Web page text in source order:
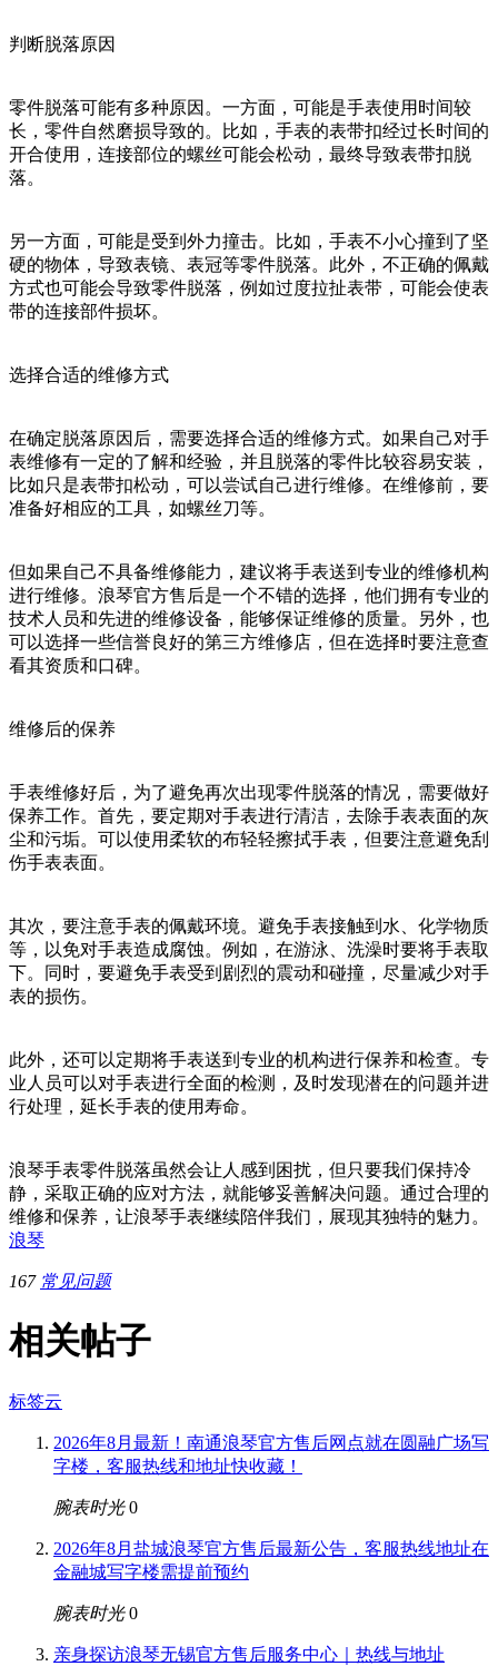
判断脱落原因
零件脱落可能有多种原因。一方面，可能是手表使用时间较
长，零件自然磨损导致的。比如，手表的表带扣经过长时间的
开合使用，连接部位的螺丝可能会松动，最终导致表带扣脱
落。
另一方面，可能是受到外力撞击。比如，手表不小心撞到了坚
硬的物体，导致表镜、表冠等零件脱落。此外，不正确的佩戴
方式也可能会导致零件脱落，例如过度拉扯表带，可能会使表
带的连接部件损坏。
选择合适的维修方式
在确定脱落原因后，需要选择合适的维修方式。如果自己对手
表维修有一定的了解和经验，并且脱落的零件比较容易安装，
比如只是表带扣松动，可以尝试自己进行维修。在维修前，要
准备好相应的工具，如螺丝刀等。
但如果自己不具备维修能力，建议将手表送到专业的维修机构
进行维修。浪琴官方售后是一个不错的选择，他们拥有专业的
技术人员和先进的维修设备，能够保证维修的质量。另外，也
可以选择一些信誉良好的第三方维修店，但在选择时要注意查
看其资质和口碑。
维修后的保养
手表维修好后，为了避免再次出现零件脱落的情况，需要做好
保养工作。首先，要定期对手表进行清洁，去除手表表面的灰
尘和污垢。可以使用柔软的布轻轻擦拭手表，但要注意避免刮
伤手表表面。
其次，要注意手表的佩戴环境。避免手表接触到水、化学物质
等，以免对手表造成腐蚀。例如，在游泳、洗澡时要将手表取
下。同时，要避免手表受到剧烈的震动和碰撞，尽量减少对手
表的损伤。
此外，还可以定期将手表送到专业的机构进行保养和检查。专
业人员可以对手表进行全面的检测，及时发现潜在的问题并进
行处理，延长手表的使用寿命。
浪琴手表零件脱落虽然会让人感到困扰，但只要我们保持冷
静，采取正确的应对方法，就能够妥善解决问题。通过合理的
维修和保养，让浪琴手表继续陪伴我们，展现其独特的魅力。
浪琴
167 常见问题
相关帖子
标签云
2026年8月最新！南通浪琴官方售后网点就在圆融广场写
字楼，客服热线和地址快收藏！
腕表时光 0
2026年8月盐城浪琴官方售后最新公告，客服热线地址在
金融城写字楼需提前预约
腕表时光 0
亲身探访浪琴无锡官方售后服务中心｜热线与地址